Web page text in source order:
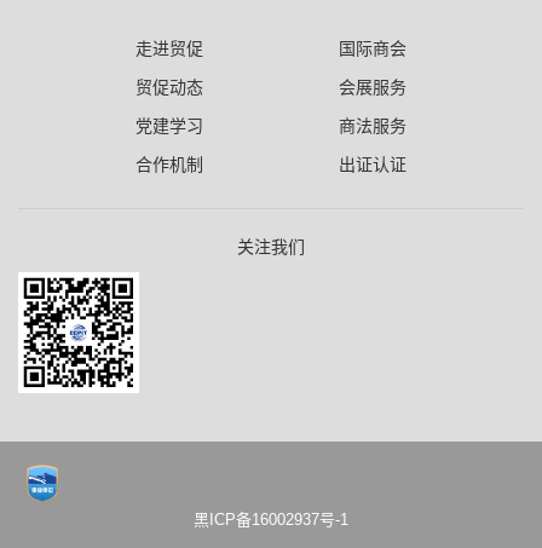
走进贸促
国际商会
贸促动态
会展服务
党建学习
商法服务
合作机制
出证认证
关注我们
黑ICP备16002937号-1